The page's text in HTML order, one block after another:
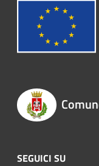
SEGUICI SU